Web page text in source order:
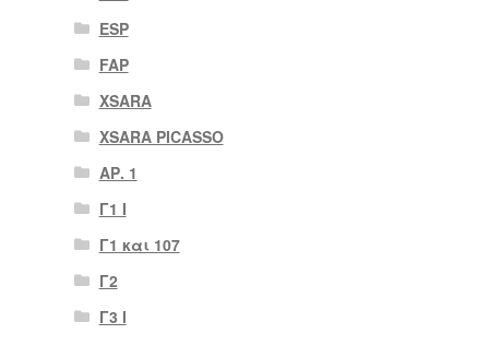
ESP
FAP
XSARA
XSARA PICASSO
ΑΡ. 1
Γ1 Ι
Γ1 και 107
Γ2
Γ3 Ι